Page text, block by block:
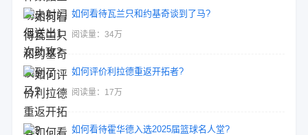
如何看待瓦兰只和约基奇谈到了马?
阅读量：34万
如何评价利拉德重返开拓者?
阅读量：17万
如何看待霍华德入选2025届篮球名人堂?